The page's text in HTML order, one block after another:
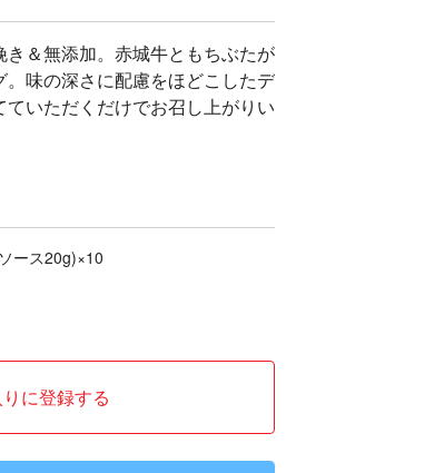
＆無添加。赤城牛ともちぶたが
味の深さに配慮をほどこしたデ
いただくだけでお召し上がりい
ース20g)×10
に登録する